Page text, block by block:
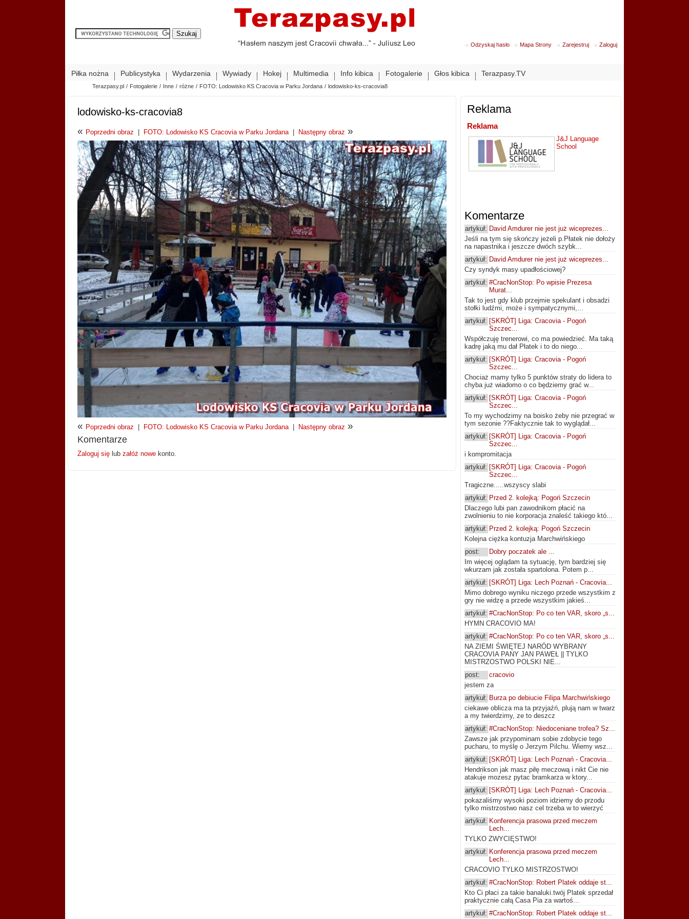
Odzyskaj hasło Mapa Strony Zarejestruj Zaloguj
Piłka nożna Publicystyka Wydarzenia Wywiady Hokej Multimedia Info kibica Fotogalerie Głos kibica Terazpasy.TV
Terazpasy.pl / Fotogalerie / Inne / różne / FOTO: Lodowisko KS Cracovia w Parku Jordana / lodowisko-ks-cracovia8
lodowisko-ks-cracovia8
« Poprzedni obraz FOTO: Lodowisko KS Cracovia w Parku Jordana Następny obraz »
« Poprzedni obraz FOTO: Lodowisko KS Cracovia w Parku Jordana Następny obraz »
Komentarze
Zaloguj się lub załóż nowe konto.
Reklama
Reklama
J&J Language
School
Komentarze
artykuł: David Amdurer nie jest już wiceprezes...
Jeśli na tym się skończy jeżeli p.Płatek nie dołoży
na napastnika i jeszcze dwóch szybk...
artykuł: David Amdurer nie jest już wiceprezes...
Czy syndyk masy upadłościowej?
artykuł: #CracNonStop: Po wpisie Prezesa
Murat...
Tak to jest gdy klub przejmie spekulant i obsadzi
stołki ludźmi, może i sympatycznymi,...
artykuł: [SKRÓT] Liga: Cracovia - Pogoń
Szczec...
Współczuję trenerowi, co ma powiedzieć. Ma taką
kadrę jaką mu dał Płatek i to do niego...
artykuł: [SKRÓT] Liga: Cracovia - Pogoń
Szczec...
Chociaż mamy tylko 5 punktów straty do lidera to
chyba już wiadomo o co będziemy grać w...
artykuł: [SKRÓT] Liga: Cracovia - Pogoń
Szczec...
To my wychodzimy na boisko żeby nie przegrać w
tym sezonie ??Faktycznie tak to wyglądał...
artykuł: [SKRÓT] Liga: Cracovia - Pogoń
Szczec...
i kompromitacja
artykuł: [SKRÓT] Liga: Cracovia - Pogoń
Szczec...
Tragiczne.....wszyscy slabi
artykuł: Przed 2. kolejką: Pogoń Szczecin
Dlaczego lubi pan zawodnikom płacić na
zwolnieniu to nie korporacja znaleść takiego któ...
artykuł: Przed 2. kolejką: Pogoń Szczecin
Kolejna ciężka kontuzja Marchwińskiego
post:
Dobry poczatek ale ...
Im więcej oglądam ta sytuację, tym bardziej się
wkurzam jak została spartolona. Potem p...
artykuł: [SKRÓT] Liga: Lech Poznań - Cracovia...
Mimo dobrego wyniku niczego przede wszystkim z
gry nie widzę a przede wszystkim jakieś...
artykuł: #CracNonStop: Po co ten VAR, skoro „s...
HYMN CRACOVIO MA!
artykuł: #CracNonStop: Po co ten VAR, skoro „s...
NA ZIEMI ŚWIĘTEJ NARÓD WYBRANY
CRACOVIA PANY JAN PAWEŁ || TYLKO
MISTRZOSTWO POLSKI NIE...
post:
cracovio
jestem za
artykuł: Burza po debiucie Filipa Marchwińskiego
ciekawe oblicza ma ta przyjaźń, plują nam w twarz
a my twierdzimy, ze to deszcz
artykuł: #CracNonStop: Niedoceniane trofea? Sz...
Zawsze jak przypominam sobie zdobycie tego
pucharu, to myślę o Jerzym Pilchu. Wiemy wsz...
artykuł: [SKRÓT] Liga: Lech Poznań - Cracovia...
Hendrikson jak masz piłę meczową i nikt Cie nie
atakuje mozesz pytac bramkarza w ktory...
artykuł: [SKRÓT] Liga: Lech Poznań - Cracovia...
pokazaliśmy wysoki poziom idziemy do przodu
tylko mistrzostwo nasz cel trzeba w to wierzyć
artykuł: Konferencja prasowa przed meczem
Lech...
TYLKO ZWYCIĘSTWO!
artykuł: Konferencja prasowa przed meczem
Lech...
CRACOVIO TYLKO MISTRZOSTWO!
artykuł: #CracNonStop: Robert Platek oddaje st...
Kto Ci płaci za takie banaluki.twój Platek sprzedał
praktycznie całą Casa Pia za wartoś...
artykuł: #CracNonStop: Robert Platek oddaje st...